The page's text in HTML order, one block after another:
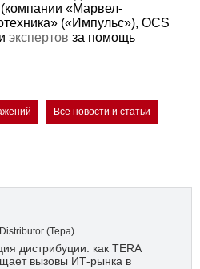
(компании «Марвел-
(«Импульс»), OCS
экспертов за помощь
Все новости и статьи
(Тера)
дистрибуции: как TERA
вызовы ИТ-рынка в